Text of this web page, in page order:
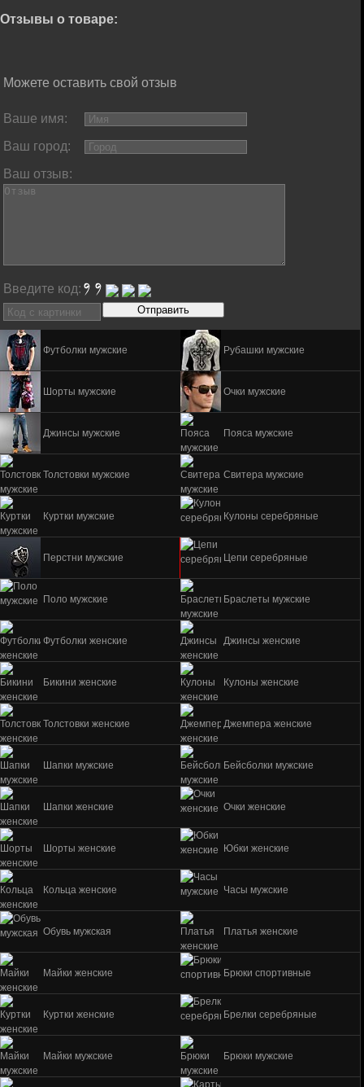
Футболки мужские Рубашки мужские
Шорты мужские Очки мужские
Джинсы мужские Пояса мужские
Толстовки мужские Свитера мужские
Куртки мужские Кулоны серебряные
Перстни мужские Цепи серебряные
Поло мужские Браслеты мужские
Футболки женские Джинсы женские
Бикини женские Кулоны женские
Толстовки женские Джемпера женские
Шапки мужские Бейсболки мужские
Шапки женские Очки женские
Шорты женские Юбки женские
Кольца женские Часы мужские
Обувь мужская Платья женские
Майки женские Брюки спортивные
Куртки женские Брелки серебряные
Майки мужские Брюки мужские
Отзывы о товаре:
Можете оставить свой отзыв
Ваше имя:
Ваш город:
Ваш отзыв:
Введите код: